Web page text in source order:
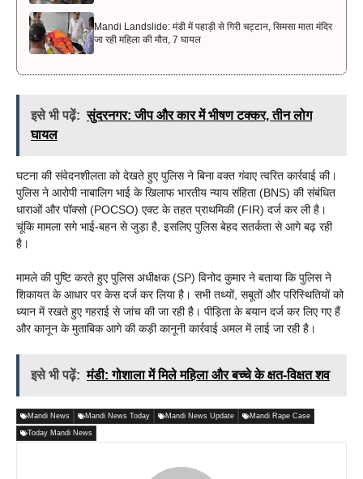
Mandi Landslide: मंडी में पहाड़ी से गिरी चट्टान, सिमसा माता मंदिर
जा रही महिला की मौत, 7 घायल
इसे भी पढ़ें: सुंदरनगर: जीप और कार में भीषण टक्कर, तीन लोग
घायल
घटना की संवेदनशीलता को देखते हुए पुलिस ने बिना वक्त गंवाए त्वरित कार्रवाई की।
पुलिस ने आरोपी नाबालिग भाई के खिलाफ भारतीय न्याय संहिता (BNS) की संबंधित
धाराओं और पॉक्सो (POCSO) एक्ट के तहत प्राथमिकी (FIR) दर्ज कर ली है।
चूंकि मामला सगे भाई-बहन से जुड़ा है, इसलिए पुलिस बेहद सतर्कता से आगे बढ़ रही
है।
मामले की पुष्टि करते हुए पुलिस अधीक्षक (SP) विनोद कुमार ने बताया कि पुलिस ने
शिकायत के आधार पर केस दर्ज कर लिया है। सभी तथ्यों, सबूतों और परिस्थितियों को
ध्यान में रखते हुए गहराई से जांच की जा रही है। पीड़िता के बयान दर्ज कर लिए गए हैं
और कानून के मुताबिक आगे की कड़ी कानूनी कार्रवाई अमल में लाई जा रही है।
इसे भी पढ़ें: मंडी: गोशाला में मिले महिला और बच्चे के क्षत-विक्षत शव
Mandi News Mandi News Today Mandi News Update Mandi Rape Case
Today Mandi News